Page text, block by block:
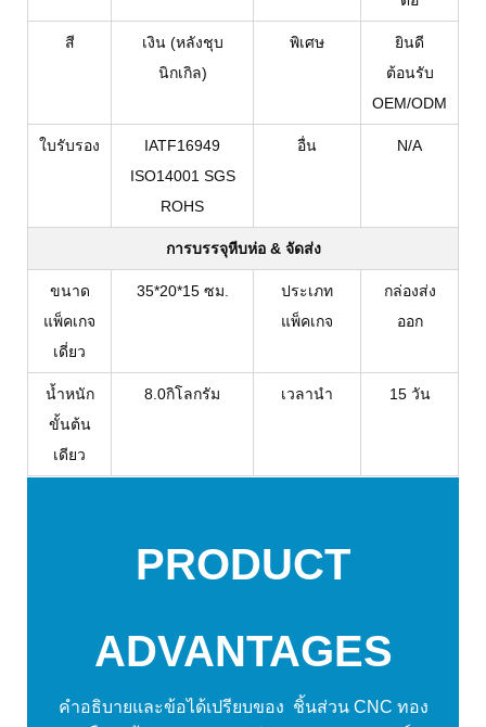
สี
เงิน (หลังชุบ
นิกเกิล)
พิเศษ
ยินดี
ต้อนรับ
OEM/ODM
ใบรับรอง
IATF16949
ISO14001 SGS
ROHS
อื่น N/A
การบรรจุหีบห่อ & จัดส่ง
ขนาด
แพ็คเกจ
เดี่ยว
35*20*15 ซม.
ประเภท
แพ็คเกจ
กล่องส่ง
ออก
น้ำหนัก
ขั้นต้น
เดียว
8.0กิโลกรัม เวลานำ 15 วัน
PRODUCT
ADVANTAGES
คำอธิบายและข้อได้เปรียบของ ชิ้นส่วน CNC ทอง